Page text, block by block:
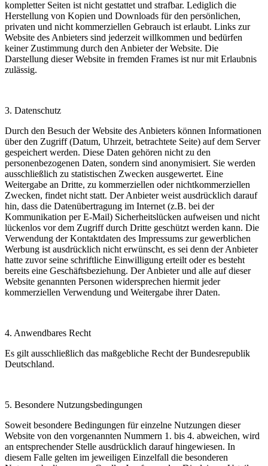
kompletter Seiten ist nicht gestattet und strafbar. Lediglich die
Herstellung von Kopien und Downloads für den persönlichen,
privaten und nicht kommerziellen Gebrauch ist erlaubt. Links zur
Website des Anbieters sind jederzeit willkommen und bedürfen
keiner Zustimmung durch den Anbieter der Website. Die
Darstellung dieser Website in fremden Frames ist nur mit Erlaubnis
zulässig.
3. Datenschutz
Durch den Besuch der Website des Anbieters können Informationen
über den Zugriff (Datum, Uhrzeit, betrachtete Seite) auf dem Server
gespeichert werden. Diese Daten gehören nicht zu den
personenbezogenen Daten, sondern sind anonymisiert. Sie werden
ausschließlich zu statistischen Zwecken ausgewertet. Eine
Weitergabe an Dritte, zu kommerziellen oder nichtkommerziellen
Zwecken, findet nicht statt. Der Anbieter weist ausdrücklich darauf
hin, dass die Datenübertragung im Internet (z.B. bei der
Kommunikation per E-Mail) Sicherheitslücken aufweisen und nicht
lückenlos vor dem Zugriff durch Dritte geschützt werden kann. Die
Verwendung der Kontaktdaten des Impressums zur gewerblichen
Werbung ist ausdrücklich nicht erwünscht, es sei denn der Anbieter
hatte zuvor seine schriftliche Einwilligung erteilt oder es besteht
bereits eine Geschäftsbeziehung. Der Anbieter und alle auf dieser
Website genannten Personen widersprechen hiermit jeder
kommerziellen Verwendung und Weitergabe ihrer Daten.
4. Anwendbares Recht
Es gilt ausschließlich das maßgebliche Recht der Bundesrepublik
Deutschland.
5. Besondere Nutzungsbedingungen
Soweit besondere Bedingungen für einzelne Nutzungen dieser
Website von den vorgenannten Nummern 1. bis 4. abweichen, wird
an entsprechender Stelle ausdrücklich darauf hingewiesen. In
diesem Falle gelten im jeweiligen Einzelfall die besonderen